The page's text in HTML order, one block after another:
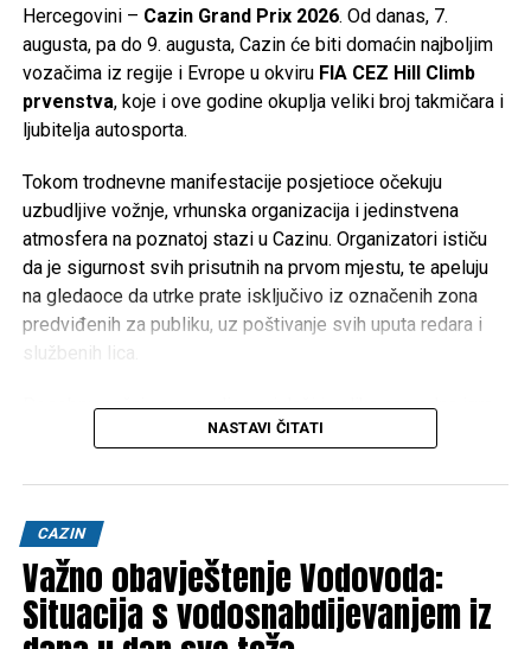
Hercegovini – Cazin Grand Prix 2026. Od danas, 7.
augusta, pa do 9. augusta, Cazin će biti domaćin najboljim
vozačima iz regije i Evrope u okviru FIA CEZ Hill Climb
prvenstva, koje i ove godine okuplja veliki broj takmičara i
ljubitelja autosporta.
Tokom trodnevne manifestacije posjetioce očekuju
uzbudljive vožnje, vrhunska organizacija i jedinstvena
atmosfera na poznatoj stazi u Cazinu. Organizatori ističu
da je sigurnost svih prisutnih na prvom mjestu, te apeluju
na gledaoce da utrke prate isključivo iz označenih zona
predviđenih za publiku, uz poštivanje svih uputa redara i
službenih lica.
Posebnu pažnju ove godine privlači i velika nagradna igra
Hifa Petrol, koja je pripremila vrijedne nagrade
čakdva Porsche Macana, dok je ukupno pripremljeno
više od2.800 nagrada
Očekuje se dolazak hiljada gledalaca iz Bosne i
Hercegovine, Hrvatske, Slovenije, Srbije, Crne Gore i drugih
evropskih zemalja, što će Cazin i ove godine učiniti
NASTAVI ČITATI
CAZIN
Važno obavještenje Vodovoda:
Situacija s vodosnabdijevanjem iz